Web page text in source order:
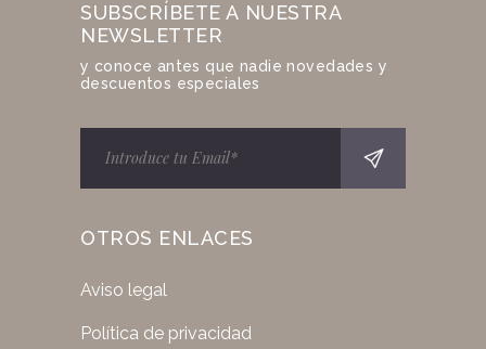
SUBSCRÍBETE A NUESTRA
NEWSLETTER
y conoce antes que nadie novedades y
descuentos especiales
OTROS ENLACES
Aviso legal
Política de privacidad